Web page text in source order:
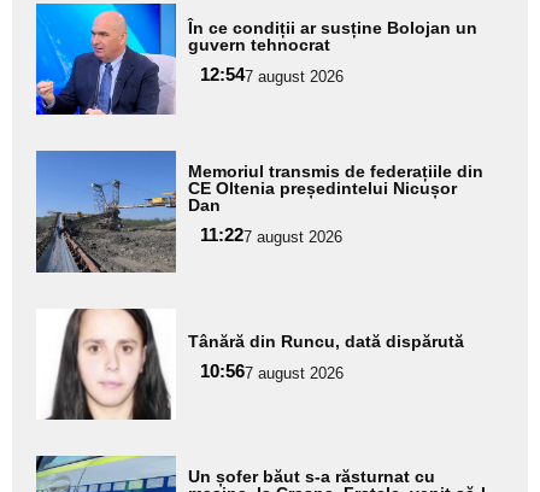
Adaugă
aici textul
pentru
subtitlu
În ce condiții ar susține Bolojan un
guvern tehnocrat
12:547 august 2026
aici textul
pentru
subtitlu
Memoriul transmis de federațiile din
CE Oltenia președintelui Nicușor
Dan
11:227 august 2026
Adaugă
aici textul
pentru
subtitlu
Tânără din Runcu, dată dispărută
10:567 august 2026
Adaugă
Un șofer băut s-a răsturnat cu